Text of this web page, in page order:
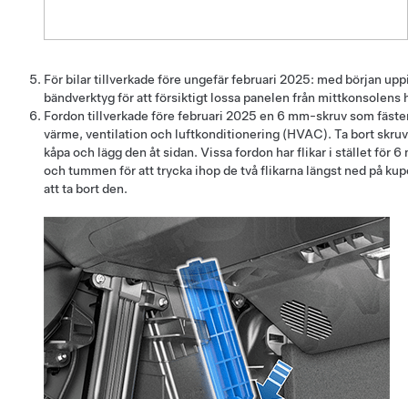
För bilar tillverkade före ungefär februari 2025: med början
bändverktyg för att försiktigt lossa panelen från mittkonsolens
Fordon tillverkade före februari 2025 en 6 mm-skruv som
värme, ventilation och luftkonditionering (HVAC). Ta bort
kåpa och lägg den åt sidan. Vissa fordon har flikar i stället för
och tummen för att trycka ihop de två flikarna längst ned på
att ta bort den.